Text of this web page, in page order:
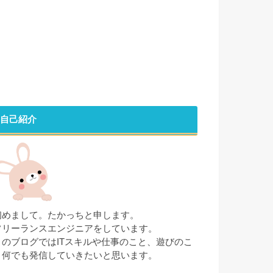
自己紹介
まして。たかっちと申します。
ーランスエンジニアをしています。
のブログではITスキルや仕事のこと、遊びのこ
でも発信していきたいと思います。